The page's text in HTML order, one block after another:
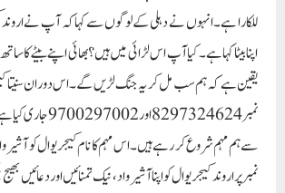
للکارا ہے۔ انہوں نے دہلی کے لوگوں سے کہا کہ آپ نے اروند
اپنا بیٹا کہا ہے۔ کیا آپ اس لڑائی میں ہیں؟بھائی اپنے بیٹے کا
یقین ہے کہ ہم سب مل کر یہ جنگ لڑیں گے۔اس دوران سنیتا
نمبر 8297324624
سے ہم مہم شروع کر رہے ہیں۔ اس مہم کا نام کیجریوال کو
نمبر پر اروند کیجریوال کو اپنا آشیرواد، نیک تمنائیں اور دعائیں